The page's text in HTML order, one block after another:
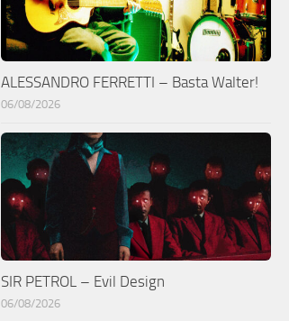
ALESSANDRO FERRETTI – Basta Walter!
06/08/2026
SIR PETROL – Evil Design
06/08/2026